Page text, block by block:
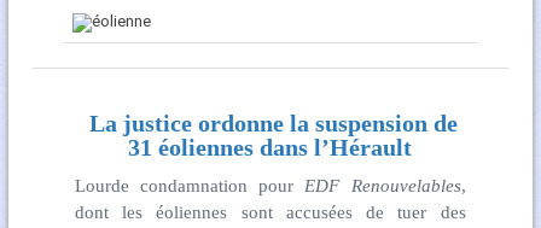
La justice ordonne la suspension de
31 éoliennes dans l’Hérault
Lourde condamnation pourEDF Renouvelables,
dont les éoliennes sont accusées de tuer des